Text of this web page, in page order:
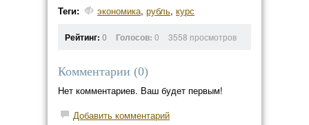
Теги: экономика, рубль, курс
Рейтинг: 0 Голосов: 0 3558 просмотров
Комментарии (0)
Нет комментариев. Ваш будет первым!
Добавить комментарий